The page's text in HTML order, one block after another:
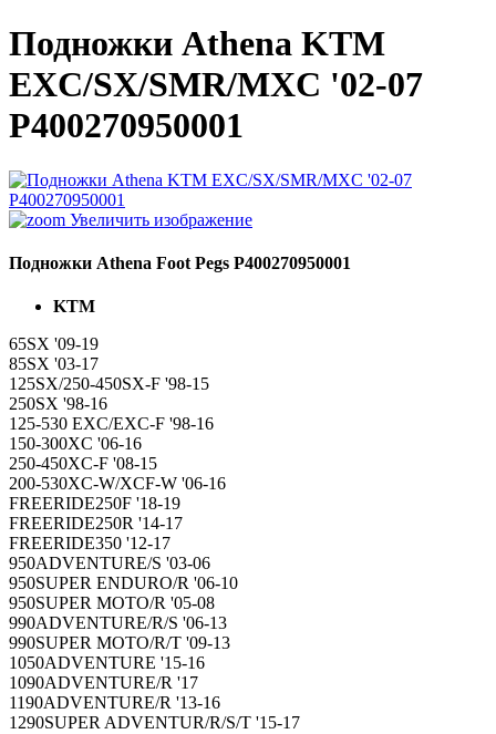
Подножки Athena KTM
EXC/SX/SMR/MXC '02-07
P400270950001
Увеличить изображение
Подножки Athena Foot Pegs P400270950001
KTM
65SX '09-19
85SX '03-17
125SX/250-450SX-F '98-15
250SX '98-16
125-530 EXC/EXC-F '98-16
150-300XC '06-16
250-450XC-F '08-15
200-530XC-W/XCF-W '06-16
FREERIDE250F '18-19
FREERIDE250R '14-17
FREERIDE350 '12-17
950ADVENTURE/S '03-06
950SUPER ENDURO/R '06-10
950SUPER MOTO/R '05-08
990ADVENTURE/R/S '06-13
990SUPER MOTO/R/T '09-13
1050ADVENTURE '15-16
1090ADVENTURE/R '17
1190ADVENTURE/R '13-16
1290SUPER ADVENTUR/R/S/T '15-17